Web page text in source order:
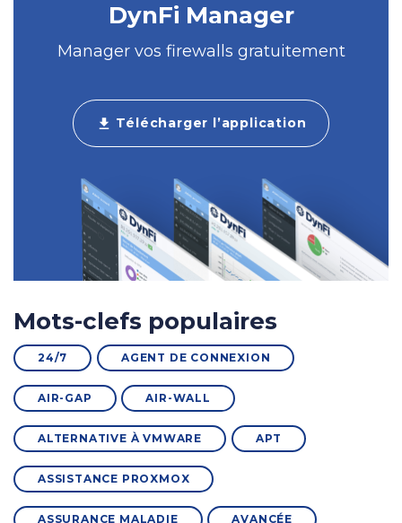
DynFi Manager
Manager vos firewalls gratuitement
download Télécharger l’application
Mots-clefs populaires
24/7 AGENT DE CONNEXION
AIR-GAP AIR-WALL
ALTERNATIVE À VMWARE APT
ASSISTANCE PROXMOX
ASSURANCE MALADIE AVANCÉE